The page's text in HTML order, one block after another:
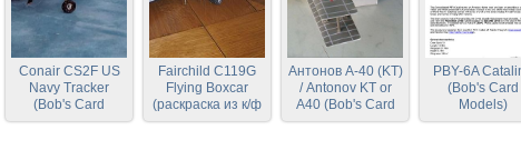
Conair CS2F US
Navy Tracker
(Bob's Card
Models)
Fairchild C119G
Flying Boxcar
(раскраска из к/ф
The Flight of the
Антонов А-40 (KT)
/ Antonov KT or
A40 (Bob's Card
Models)
PBY-6A
(Bob's Card
Models)